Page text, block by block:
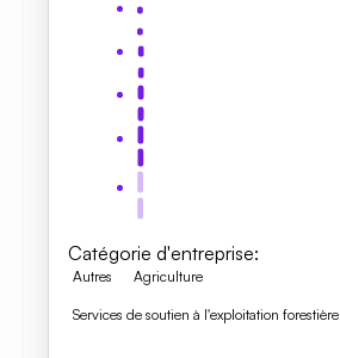
Catégorie d'entreprise:
Autres Agriculture
Services de soutien à l'exploitation forestière